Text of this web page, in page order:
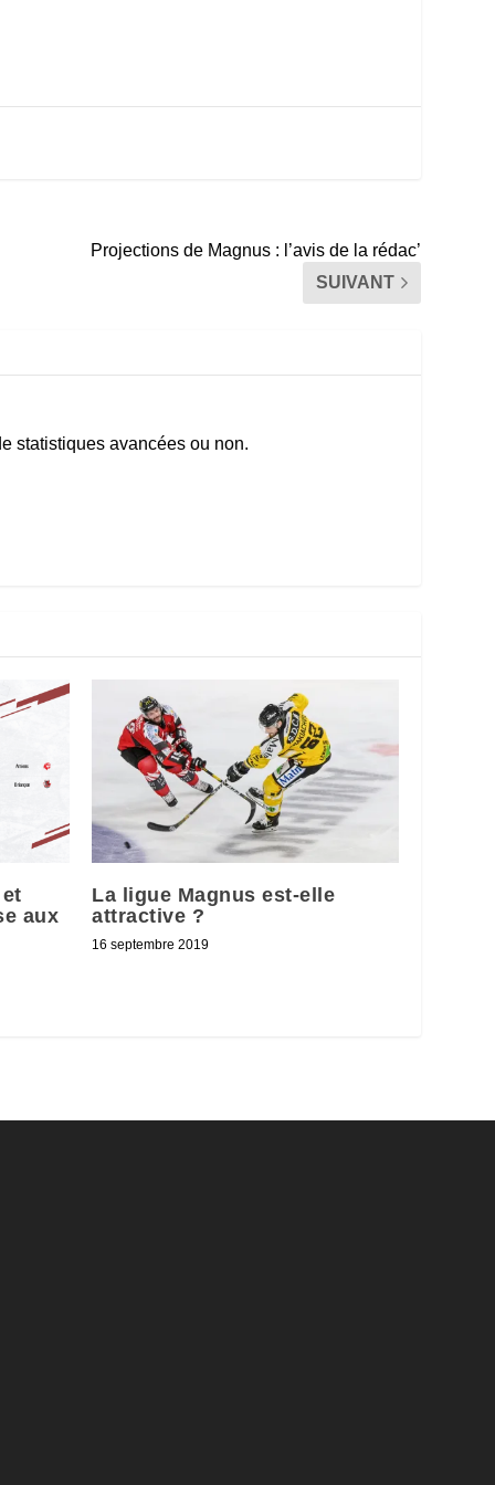
Projections de Magnus : l’avis de la rédac’
SUIVANT
statistiques avancées ou non.
aux
La ligue Magnus est-elle
attractive ?
16 septembre 2019